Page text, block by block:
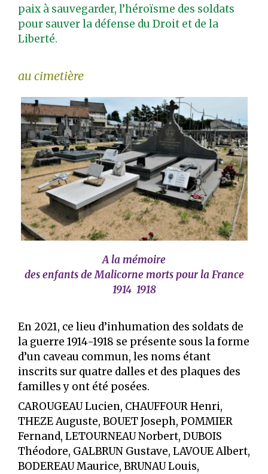
paix à sauvegarder, l’héroïsme des soldats
pour sauver la défense du Droit et de la
Liberté.
au cimetière
A la mémoire
des enfants de Malicorne morts pour la France
1914 1918
En 2021, ce lieu d’inhumation des soldats de
la guerre 1914-1918 se présente sous la forme
d’un caveau commun, les noms étant
inscrits sur quatre dalles et des plaques des
familles y ont été posées.
CAROUGEAU Lucien, CHAUFFOUR Henri,
THEZE Auguste, BOUET Joseph, POMMIER
Fernand, LETOURNEAU Norbert, DUBOIS
Théodore, GALBRUN Gustave, LAVOUE Albert,
BODEREAU Maurice, BRUNAU Louis,